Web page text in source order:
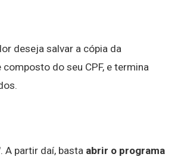
deseja salvar a cópia da
do seu CPF, e termina
A partir daí, basta abrir o programa